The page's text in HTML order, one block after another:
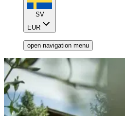
SV
EUR
open navigation menu